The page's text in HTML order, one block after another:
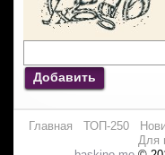
Добавить
Главная ТОП-250
Для